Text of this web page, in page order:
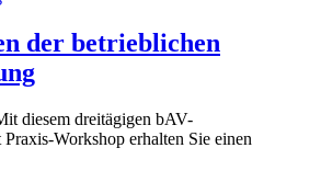
der betrieblichen
diesem dreitägigen bAV-
Workshop erhalten Sie einen